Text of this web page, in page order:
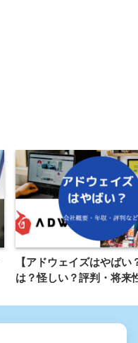
【アドウェイズはやばい
は？怪しい？評判・将来